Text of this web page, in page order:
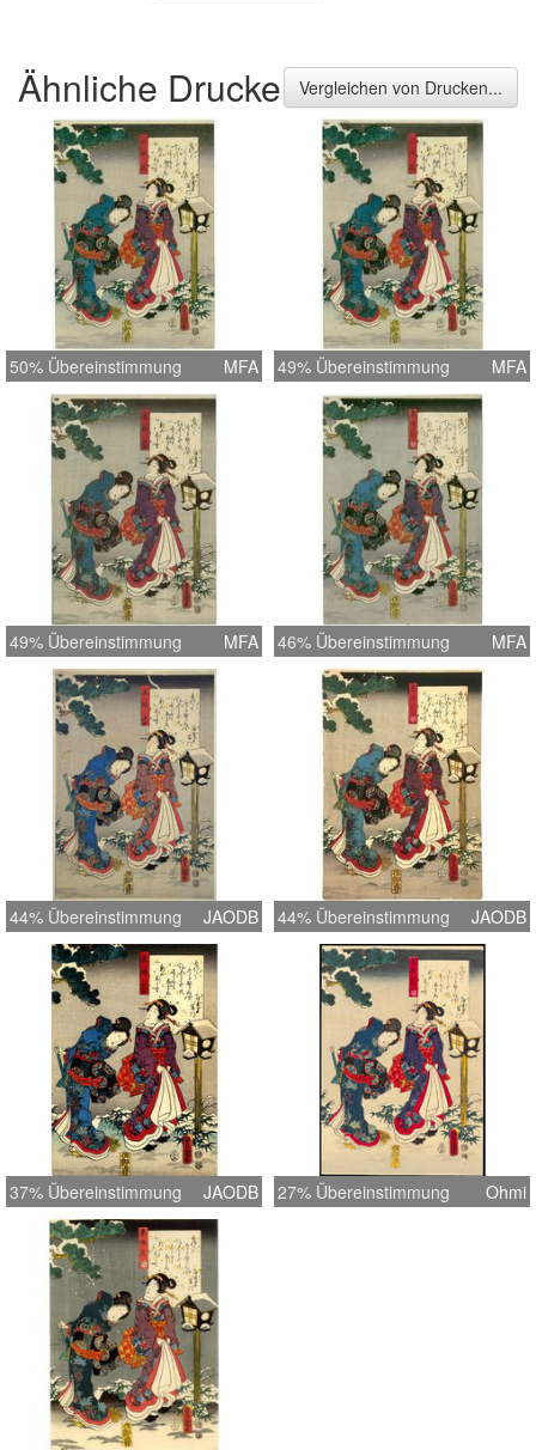
Ähnliche Drucke Vergleichen von Drucken...
50% Übereinstimmung MFA 49% Übereinstimmung MFA
49% Übereinstimmung MFA 46% Übereinstimmung MFA
44% Übereinstimmung JAODB 44% Übereinstimmung JAODB
37% Übereinstimmung JAODB 27% Übereinstimmung Ohmi